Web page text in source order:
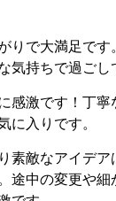
りで大満足です
気持ちで過ごし
感激です！丁寧
に入りです。
素敵なアイデア
途中の変更や